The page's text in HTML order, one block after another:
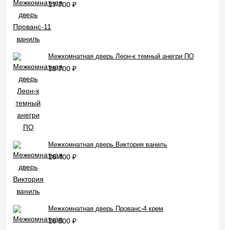
17 700 ₽
Межкомнатная дверь Леон-к темный анегри ПО
18 700 ₽
Межкомнатная дверь Виктория ваниль
16 400 ₽
Межкомнатная дверь Прованс-4 крем
16 500 ₽